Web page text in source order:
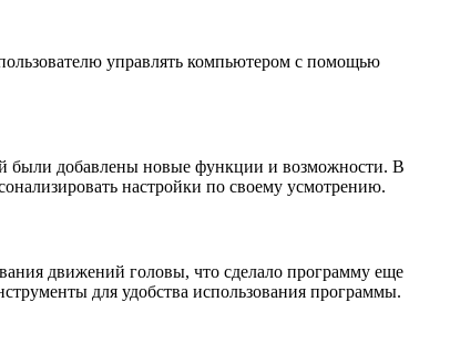
управлять компьютером с помощью
были добавлены новые функции и возможности. В
настройки по своему усмотрению.
движений головы, что сделало программу еще
для удобства использования программы.